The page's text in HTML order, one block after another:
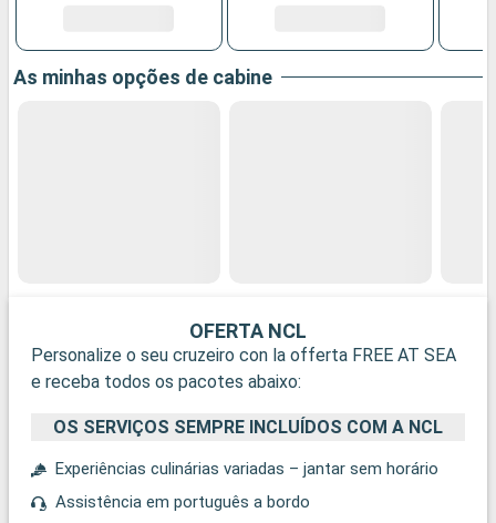
As minhas opções de cabine
OFERTA NCL
Personalize o seu cruzeiro con la offerta FREE AT SEA
e receba todos os pacotes abaixo:
OS SERVIÇOS SEMPRE INCLUÍDOS COM A NCL
Experiências culinárias variadas – jantar sem horário
Assistência em português a bordo